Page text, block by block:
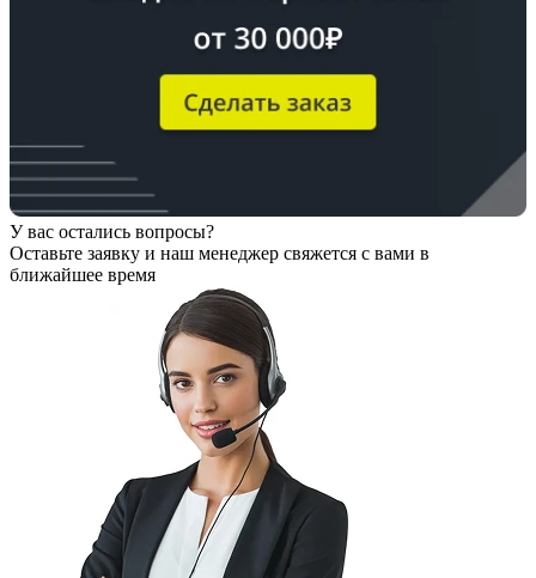
У вас остались вопросы?
Оставьте заявку и наш менеджер свяжется с вами в
ближайшее время